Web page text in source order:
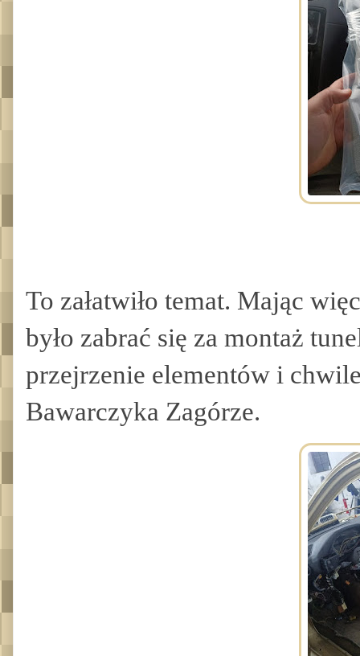
To załatwiło temat. Mając
było zabrać się za montaż
przejrzenie elementów i
Bawarczyka Zagórze.